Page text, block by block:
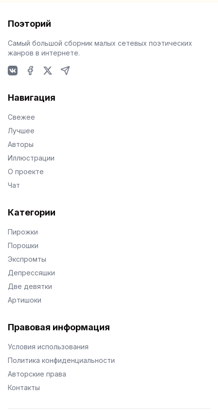
Поэторий
Самый большой сборник малых сетевых поэтических
жанров в интернете.
Навигация
Свежее
Лучшее
Авторы
Иллюстрации
О проекте
Чат
Категории
Пирожки
Порошки
Экспромты
Депрессяшки
Две девятки
Артишоки
Правовая информация
Условия использования
Политика конфиденциальности
Авторские права
Контакты